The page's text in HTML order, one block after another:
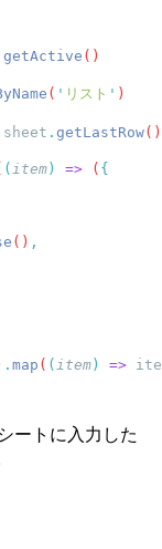
getActive
( ' リスト '
sheet . getLastRow
( item ) => (
()
. map ( ( item ) =>
ートに入力した